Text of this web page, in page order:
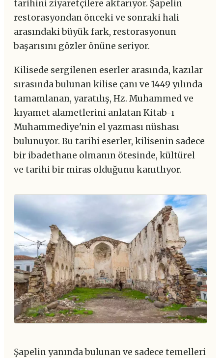
tarihini ziyaretçilere aktarıyor. Şapelin
restorasyondan önceki ve sonraki hali
arasındaki büyük fark, restorasyonun
başarısını gözler önüne seriyor.
Kilisede sergilenen eserler arasında, kazılar
sırasında bulunan kilise çanı ve 1449 yılında
tamamlanan, yaratılış, Hz. Muhammed ve
kıyamet alametlerini anlatan Kitab-ı
Muhammediye'nin el yazması nüshası
bulunuyor. Bu tarihi eserler, kilisenin sadece
bir ibadethane olmanın ötesinde, kültürel
ve tarihi bir miras olduğunu kanıtlıyor.
Şapelin yanında bulunan ve sadece temelleri